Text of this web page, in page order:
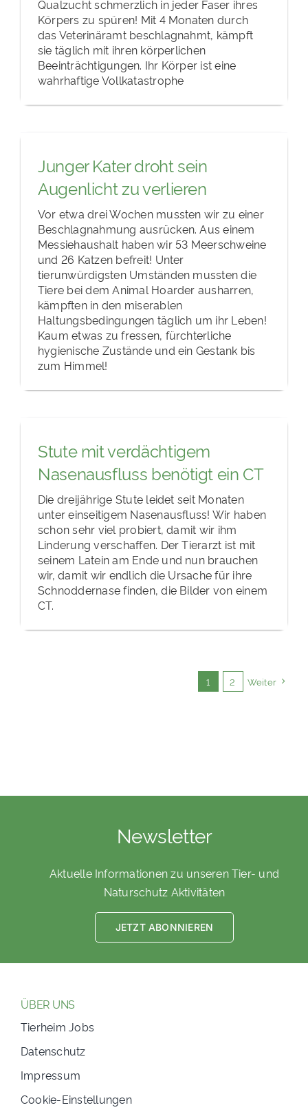
Qualzucht schmerzlich in jeder Faser ihres
Körpers zu spüren! Mit 4 Monaten durch
das Veterinäramt beschlagnahmt, kämpft
sie täglich mit ihren körperlichen
Beeinträchtigungen. Ihr Körper ist eine
wahrhaftige Vollkatastrophe
Junger Kater droht sein
Augenlicht zu verlieren
Vor etwa drei Wochen mussten wir zu einer
Beschlagnahmung ausrücken. Aus einem
Messiehaushalt haben wir 53 Meerschweine
und 26 Katzen befreit! Unter
tierunwürdigsten Umständen mussten die
Tiere bei dem Animal Hoarder ausharren,
kämpften in den miserablen
Haltungsbedingungen täglich um ihr Leben!
Kaum etwas zu fressen, fürchterliche
hygienische Zustände und ein Gestank bis
zum Himmel!
Stute mit verdächtigem
Nasenausfluss benötigt ein CT
Die dreijährige Stute leidet seit Monaten
unter einseitigem Nasenausfluss! Wir haben
schon sehr viel probiert, damit wir ihm
Linderung verschaffen. Der Tierarzt ist mit
seinem Latein am Ende und nun brauchen
wir, damit wir endlich die Ursache für ihre
Schnoddernase finden, die Bilder von einem
CT.
1 2 Weiter
Newsletter
Aktuelle Informationen zu unseren Tier- und
Naturschutz Aktivitäten
JETZT ABONNIEREN
ÜBER UNS
Tierheim Jobs
Datenschutz
Impressum
Cookie-Einstellungen